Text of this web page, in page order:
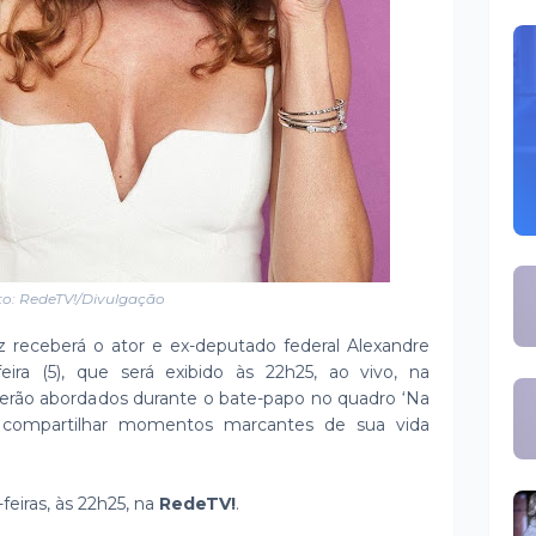
RedeTV!/Divulgação
receberá o ator e ex-deputado federal Alexandre
(5), que será exibido às 22h25, ao vivo, na
abordados durante o bate-papo no quadro ‘Na
momentos marcantes de sua vida
às 22h25, na RedeTV!.